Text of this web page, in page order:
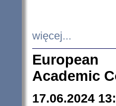
więcej...
European
Academic
17.06.2024